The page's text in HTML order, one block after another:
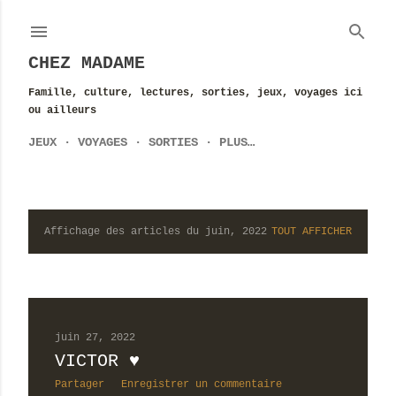
CHEZ MADAME
Famille, culture, lectures, sorties, jeux, voyages ici
ou ailleurs
JEUX VOYAGES SORTIES PLUS…
A
t
Affichage des articles du juin, 2022 TOUT AFFICHER
juin 27, 2022
VICTOR ♥
Partager Enregistrer un commentaire